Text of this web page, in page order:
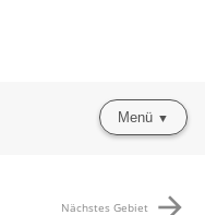
Menü
Nächstes Gebiet arrow_forward